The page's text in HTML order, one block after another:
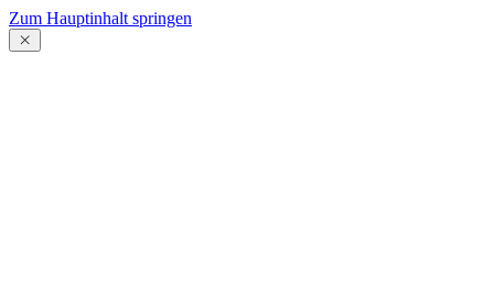
Zum Hauptinhalt springen
Menü
schließen